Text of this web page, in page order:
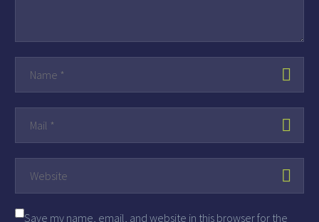
Save my name, email, and website in this browser for the